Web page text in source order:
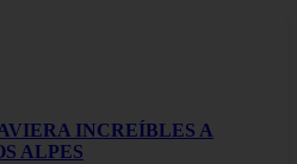
INCREÍBLES A
ALPES